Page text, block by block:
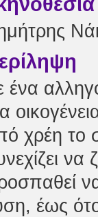
ένα
χρέη το
να
έως